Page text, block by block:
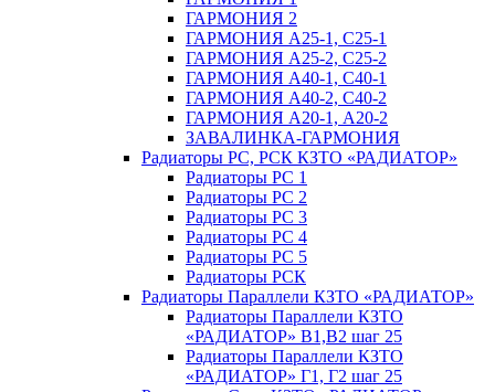
ГАРМОНИЯ 2
ГАРМОНИЯ А25-1, С25-1
ГАРМОНИЯ А25-2, С25-2
ГАРМОНИЯ А40-1, С40-1
ГАРМОНИЯ А40-2, С40-2
ГАРМОНИЯ А20-1, А20-2
ЗАВАЛИНКА-ГАРМОНИЯ
Радиаторы РС, РСК КЗТО «РАДИАТОР»
Радиаторы РС 1
Радиаторы РС 2
Радиаторы РС 3
Радиаторы РС 4
Радиаторы РС 5
Радиаторы РСК
Радиаторы Параллели КЗТО «РАДИАТОР»
Радиаторы Параллели КЗТО
«РАДИАТОР» В1,В2 шаг 25
Радиаторы Параллели КЗТО
«РАДИАТОР» Г1, Г2 шаг 25